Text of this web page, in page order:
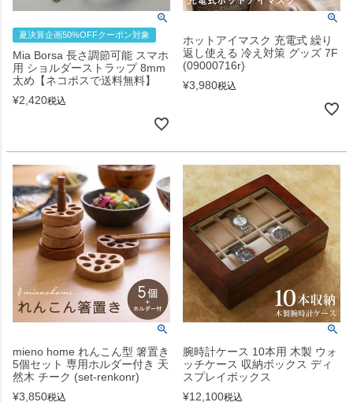
夏決算企画50%OFFクーポン対象
Mia Borsa 長さ調節可能 スマホ
用 ショルダーストラップ 8mm
太め【ネコポスで送料無料】
¥2,420税込
ホットアイマスク 充電式 繰り
返し使える 冷え対策 グッズ 7F
(09000716r)
¥3,980税込
mieno home れんこん型 箸置き
5個セット 専用ホルダー付き 天
然木 チーク (set-renkonr)
¥3,850税込
腕時計ケース 10本用 木製 ウォ
ッチケース 収納ボックス ディ
スプレイボックス
¥12,100税込